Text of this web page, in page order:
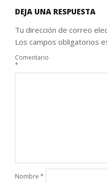
DEJA UNA RESPUESTA
Tu dirección de correo
Los campos obligatorios
Comentario
*
Nombre *